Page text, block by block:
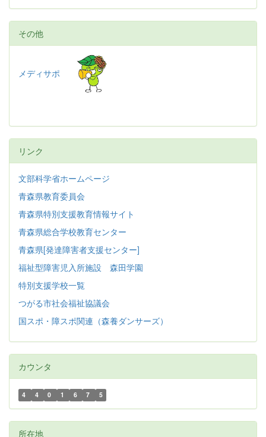
その他
メディサポ
リンク
文部科学省ホームページ
青森県教育委員会
青森県特別支援教育情報サイト
青森県総合学校教育センター
青森県[発達障害者支援センター]
福祉型障害児入所施設 森田学園
特別支援学校一覧
つがる市社会福祉協議会
国スポ・障スポ関連（森養ダンサーズ）
カウンタ
4 4 0 1 6 7 5
所在地